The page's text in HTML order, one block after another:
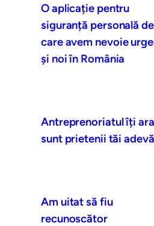
O aplicație pentru
siguranță personală de
care avem nevoie
și noi în România
Antreprenoriatul îți
sunt prietenii tăi
Am uitat să fiu
recunoscător